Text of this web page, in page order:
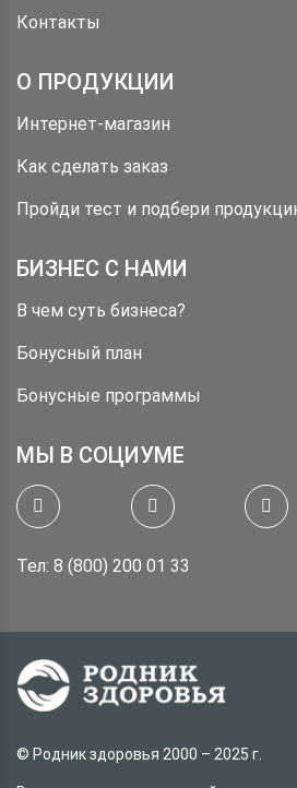
Контакты
О ПРОДУКЦИИ
Интернет-магазин
Как сделать заказ
Пройди тест и подбери
БИЗНЕС С НАМИ
В чем суть бизнеса?
Бонусный план
Бонусные программы
МЫ В СОЦИУМЕ
Тел: 8 (800) 200 01 33
© Родник здоровья 2000 – 2025 г.